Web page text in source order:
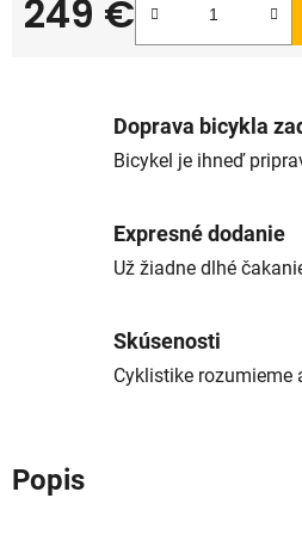
249 €
Jednotková cena:
Doprava bicykla
Bicykel je ihneď
Expresné dodanie
Už žiadne dlhé
Skúsenosti
Cyklistike rozumieme
Popis